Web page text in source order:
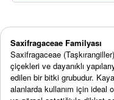
Saxifragaceae Familyası
Saxifragaceae
çiçekleri ve dayanıklı
edilen bir bitki grubudur.
alanlarda kullanım için ideal